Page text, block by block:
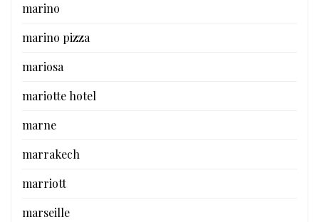
marino
marino pizza
mariosa
mariotte hotel
marne
marrakech
marriott
marseille